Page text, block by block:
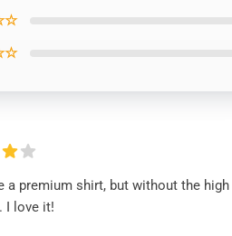
a premium shirt, but without the high
I love it!